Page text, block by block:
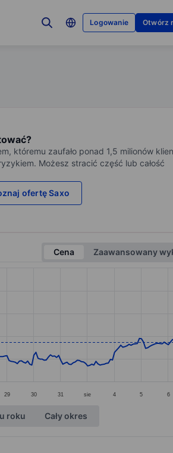
Logowanie Otwórz
któremu zaufało ponad 1,5 milionów
Możesz stracić część lub całość
ofertę Saxo
Cena
Zaawansowany
29 30 31 sie 4 5 6
roku Cały okres